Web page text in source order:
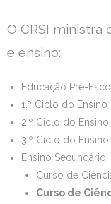
Estudar no CRSI
Contactos
O CRSI ministra
e ensino:
Educação Pré-
1.º Ciclo do Ensino
2.º Ciclo do Ensino
3.º Ciclo do Ensino
Ensino Secundário:
Curso de
Curso de